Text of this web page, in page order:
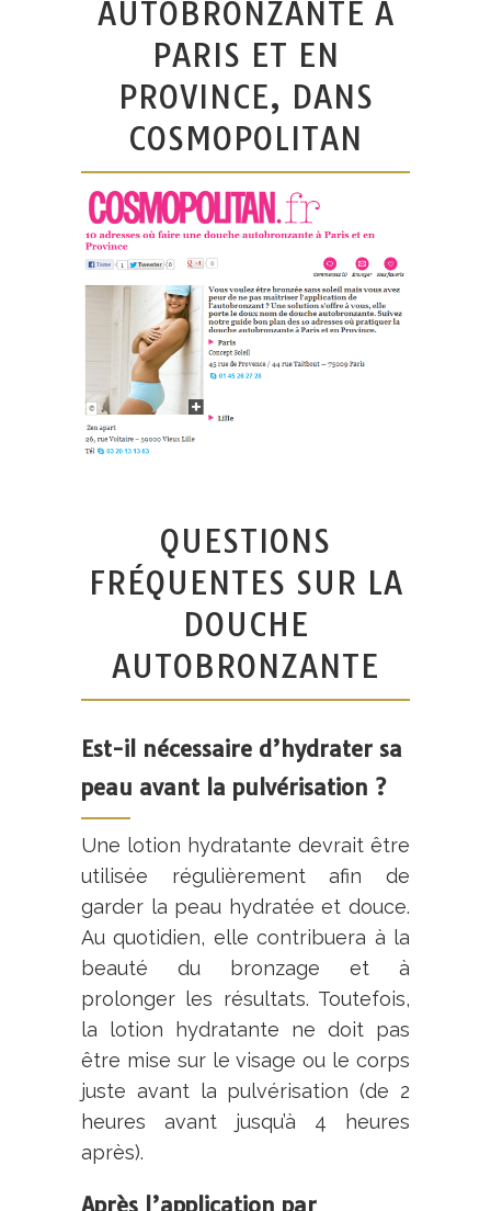
AUTOBRONZANTE À
PARIS ET EN
PROVINCE, DANS
COSMOPOLITAN
QUESTIONS
FRÉQUENTES SUR LA
DOUCHE
AUTOBRONZANTE
Est-il nécessaire d’hydrater sa
peau avant la pulvérisation ?
Une lotion hydratante devrait être
utilisée régulièrement afin de
garder la peau hydratée et douce.
Au quotidien, elle contribuera à la
beauté du bronzage et à
prolonger les résultats. Toutefois,
la lotion hydratante ne doit pas
être mise sur le visage ou le corps
juste avant la pulvérisation (de 2
heures avant jusqu’à 4 heures
après).
Après l’application par